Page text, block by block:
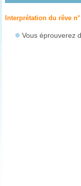
Interprétation du rêve
Vous éprouverez